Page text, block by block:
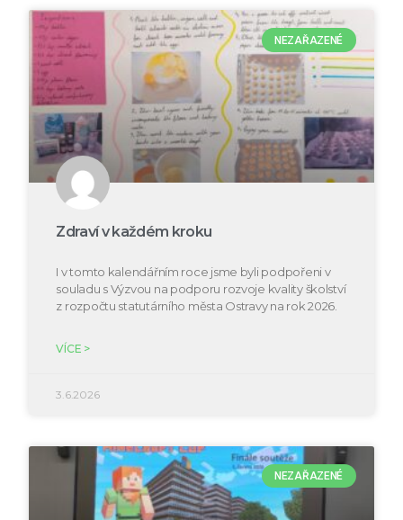
NEZAŘAZENÉ
Zdraví v každém kroku
I v tomto kalendářním roce jsme byli podpořeni v
souladu s Výzvou na podporu rozvoje kvality školství
z rozpočtu statutárního města Ostravy na rok 2026.
VÍCE >
3.6.2026
NEZAŘAZENÉ